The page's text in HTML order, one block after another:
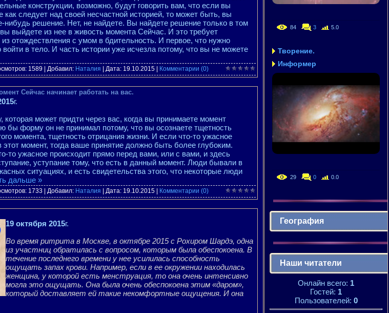
конструкции, возможно, будут говорить вам, что если вы
как следует над своей несчастной историей, то может быть, вы
нибудь решение. Нет, не найдете. Вы найдете решение только в том
выйдете из нее в живость момента Сейчас. И это требует
отождествления с умом в бдительность. И первое, что нужно
войти в тело. И часть истории уже исчезла потому, что вы не можете
1589 | Добавил: Наталия | Дата: 19.10.2015 Комментарии (0)
Сейчас начинает работать на вас.
г.
которая может придти через вас, когда вы принимаете момент
бы форму он не принимал потому, что вы осознаете тщетность
момента, тщетность отрицания жизни. И если что-то ужасное
этот момент, тогда ваше принятие должно быть более глубоким.
то ужасное происходит прямо перед вами, или с вами, и здесь
уступание тому, что есть в данный момент. Люди бывали в
ситуациях, и есть свидетельства этого, что некоторые люди
дальше »
1733 | Добавил: Наталия | Дата: 19.10.2015 Комментарии (0)
19 октября 2015г.
Во время ритрита в Москве, в октябре 2015 с Рохиром Шардэ, одна
из участниц обратилась с вопросом, которым была обеспокоена. В
течение последнего времени у нее усилилась способность
ощущать запах крови. Например, если в ее окружении находилась
женщина, у которой есть менструация, то она очень интенсивно
могла это ощущать. Она была очень обеспокоена этим «даром»,
который доставляет ей такие некомфортные ощущения. И она
84 3 5.0
Творение.
Информер
29 0 0.0
География
Наши читатели
Онлайн всего: 1
Гостей: 1
Пользователей: 0